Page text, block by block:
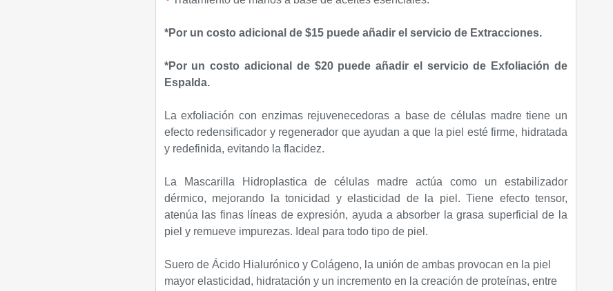
*Por un costo adicional de $15 puede añadir el servicio de Extracciones.
*Por un costo adicional de $20 puede añadir el servicio de Exfoliación de
Espalda.
La exfoliación con enzimas rejuvenecedoras a base de células madretiene un
efecto redensificador y regenerador que ayudan a que la piel esté firme, hidratada
y redefinida, evitando la flacidez.
La Mascarilla Hidroplastica de células madre actúa como un estabilizador
dérmico, mejorando la tonicidad y elasticidad de la piel. Tiene efecto tensor,
atenúa las finas líneas de expresión, ayuda a absorber la grasa superficial de la
piel y remueve impurezas. Ideal para todo tipo de piel.
Suero de Ácido Hialurónico y Colágeno, la unión de ambas provocan en la piel
mayor elasticidad, hidratación y un incremento en la creación de proteínas, entre